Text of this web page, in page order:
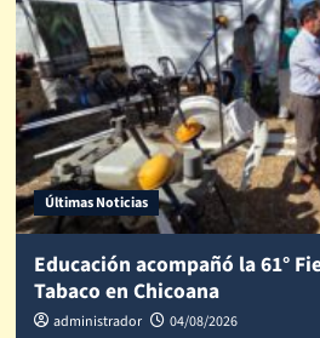
Últimas Noticias
Educación acompañó la 61°
Tabaco en Chicoana
administrador 04/08/2026